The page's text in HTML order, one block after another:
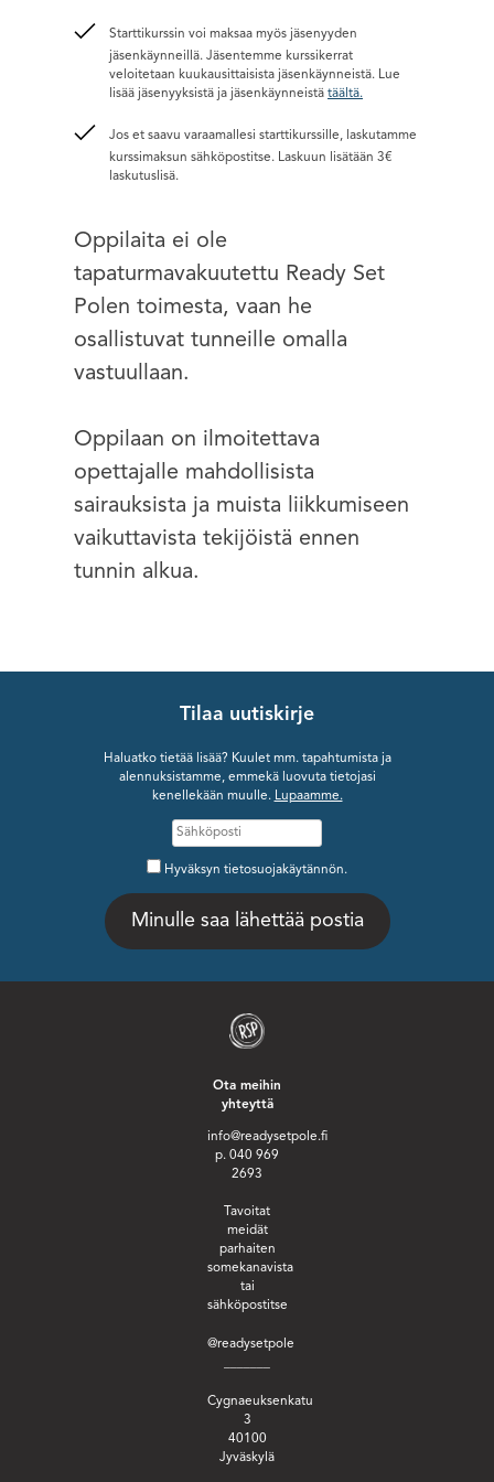
Starttikurssin voi maksaa myös jäsenyyden
jäsenkäynneillä. Jäsentemme kurssikerrat
veloitetaan kuukausittaisista jäsenkäynneistä. Lue
lisää jäsenyyksistä ja jäsenkäynneistätäältä.
Jos et saavu varaamallesi starttikurssille, laskutamme
kurssimaksun sähköpostitse. Laskuun lisätään 3€
laskutuslisä.
Oppilaita ei ole
tapaturmavakuutettu Ready Set
Polen toimesta, vaan he
osallistuvat tunneille omalla
vastuullaan.
Oppilaan on ilmoitettava
opettajalle mahdollisista
sairauksista ja muista liikkumiseen
vaikuttavista tekijöistä ennen
tunnin alkua.
Tilaa uutiskirje
Haluatko tietää lisää? Kuulet mm. tapahtumista ja
alennuksistamme, emmekä luovuta tietojasi
kenellekään muulle. Lupaamme.
Hyväksyn tietosuojakäytännön.
Ota meihin
yhteyttä
info@readysetpole.fi
p. 040 969
2693
Tavoitat
meidät
parhaiten
somekanavista
tai
sähköpostitse
@readysetpole
Cygnaeuksenkatu
3
40100
Jyväskylä